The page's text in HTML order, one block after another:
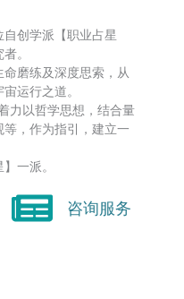
创学派【职业占星
。
磨练及深度思索，从
运行之道。
力以哲学思想，结合量
，作为指引，建立一
一派。
咨询服务